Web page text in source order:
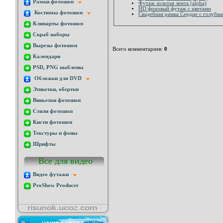
Рамки фотошоп
Костюмы фотошоп
Клипарты фотошоп
Скраб наборы
Вырезы фотошоп
Календари
PSD, PNG шаблоны
Обложки для DVD
Этикетки, обертки
Виньетки фотошоп
Стили фотошоп
Кисти фотошоп
Текстуры и фоны
Шрифты
Все для видео
Видео футажи
ProShow Producer
Футаж золотая лента (alpha)
HD фоновый футаж с цветами
Свадебная рамка Сердце с
Всего комментариев: 0